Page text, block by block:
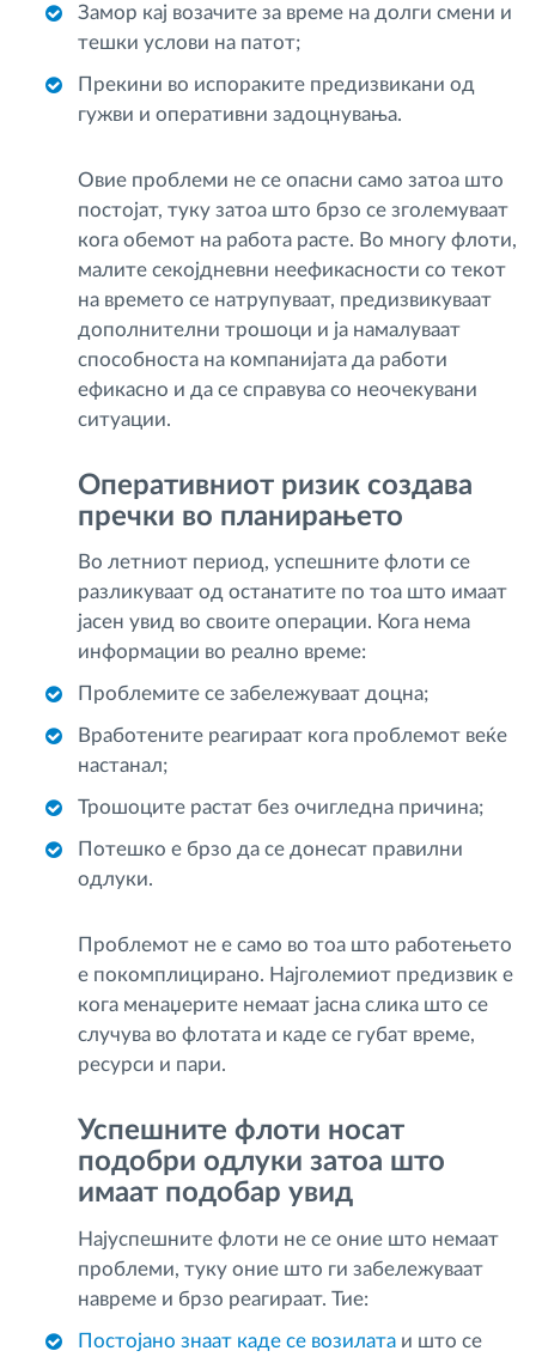
Замор кај возачите за време на долги смени и
тешки услови на патот;
Прекини во испораките предизвикани од
гужви и оперативни задоцнувања.
Овие проблеми не се опасни само затоа што
постојат, туку затоа што брзо се зголемуваат
кога обемот на работа расте. Во многу флоти,
малите секојдневни неефикасности со текот
на времето се натрупуваат, предизвикуваат
дополнителни трошоци и ја намалуваат
способноста на компанијата да работи
ефикасно и да се справува со неочекувани
ситуации.
Оперативниот ризик создава
пречки во планирањето
Во летниот период, успешните флоти се
разликуваат од останатите по тоа што имаат
јасен увид во своите операции. Кога нема
информации во реално време:
Проблемите се забележуваат доцна;
Вработените реагираат кога проблемот веќе
настанал;
Трошоците растат без очигледна причина;
Потешко е брзо да се донесат правилни
одлуки.
Проблемот не е само во тоа што работењето
е покомплицирано. Најголемиот предизвик е
кога менаџерите немаат јасна слика што се
случува во флотата и каде се губат време,
ресурси и пари.
Успешните флоти носат
подобри одлуки затоа што
имаат подобар увид
Најуспешните флоти не се оние што немаат
проблеми, туку оние што ги забележуваат
навреме и брзо реагираат. Тие:
Постојано знаат каде се возилата и што се